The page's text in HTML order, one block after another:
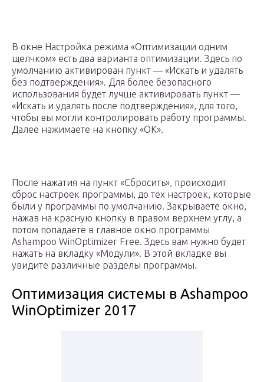
В окне Настройка режима «Оптимизации одним
щелчком» есть два варианта оптимизации. Здесь по
умолчанию активирован пункт — «Искать и удалять
без подтверждения». Для более безопасного
использования будет лучше активировать пункт —
«Искать и удалять после подтверждения», для того,
чтобы вы могли контролировать работу программы.
Далее нажимаете на кнопку «ОК».
После нажатия на пункт «Сбросить», происходит
сброс настроек программы, до тех настроек, которые
были у программы по умолчанию. Закрываете окно,
нажав на красную кнопку в правом верхнем углу, а
потом попадаете в главное окно программы
Ashampoo WinOptimizer Free. Здесь вам нужно будет
нажать на вкладку «Модули». В этой вкладке вы
увидите различные разделы программы.
Оптимизация системы в Ashampoo
WinOptimizer 2017